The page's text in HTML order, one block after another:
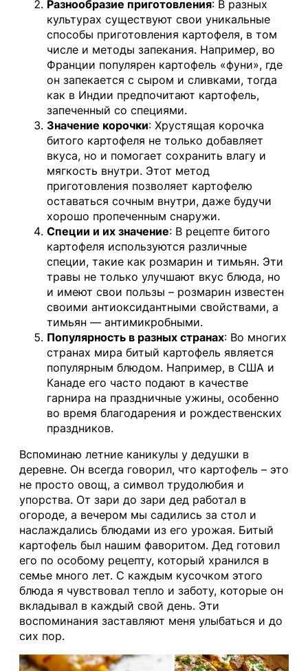
Разнообразие приготовления: В разных
культурах существуют свои уникальные
способы приготовления картофеля, в том
числе и методы запекания. Например, во
Франции популярен картофель «фуни», где
он запекается с сыром и сливками, тогда
как в Индии предпочитают картофель,
запеченный со специями.
Значение корочки: Хрустящая корочка
битого картофеля не только добавляет
вкуса, но и помогает сохранить влагу и
мягкость внутри. Этот метод
приготовления позволяет картофелю
оставаться сочным внутри, даже будучи
хорошо пропеченным снаружи.
Специи и их значение: В рецепте битого
картофеля используются различные
специи, такие как розмарин и тимьян. Эти
травы не только улучшают вкус блюда, но
и имеют свои пользы – розмарин известен
своими антиоксидантными свойствами, а
тимьян — антимикробными.
Популярность в разных странах: Во многих
странах мира битый картофель является
популярным блюдом. Например, в США и
Канаде его часто подают в качестве
гарнира на праздничные ужины, особенно
во время благодарения и рождественских
праздников.
Вспоминаю летние каникулы у дедушки в
деревне. Он всегда говорил, что картофель – это
не просто овощ, а символ трудолюбия и
упорства. От зари до зари дед работал в
огороде, а вечером мы садились за стол и
наслаждались блюдами из его урожая. Битый
картофель был нашим фаворитом. Дед готовил
его по особому рецепту, который хранился в
семье много лет. С каждым кусочком этого
блюда я чувствовал тепло и заботу, которые он
вкладывал в каждый свой день. Эти
воспоминания заставляют меня улыбаться и до
сих пор.